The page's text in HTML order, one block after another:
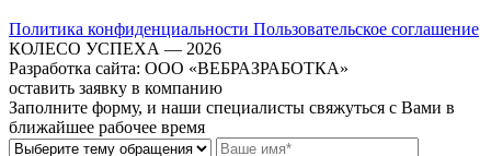
Политика конфиденциальности Пользовательское соглашение
КОЛЕСО УСПЕХА ― 2026
Разработка сайта: ООО «ВЕБРАЗРАБОТКА»
оставить заявку в компанию
Заполните форму, и наши специалисты свяжуться с Вами в
ближайшее рабочее время